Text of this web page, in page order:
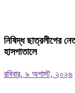
নিষিদ্ধ ছাত্রলীগের
হাসপাতালে
রবিবার, ৯ অগাস্ট, ২০২৬